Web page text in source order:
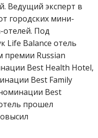
Ведущий эксперт в
городских мини-
отелей. Под
Life Balance отель
премии Russian
Best Health Hotel,
Best Family
Best
прошел